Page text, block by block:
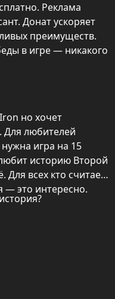
Реклама
Донат ускоряет
преимуществ.
в игре — никакого
но хочет
Для любителей
игра на 15
историю Второй
Для всех кто считает
— это интересно.